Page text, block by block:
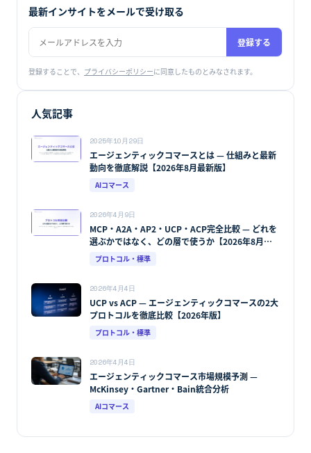
最新インサイトをメールで受け取る
登録する
登録することで、 プライバシーポリシーに同意したものとみなされます。
人気記事
2025年10月29日
エージェンティックコマースとは — 仕組みと最新
動向を徹底解説【2026年8月最新版】
AIコマース
2026年4月9日
MCP・A2A・AP2・UCP・ACP完全比較 — どれを
選ぶかではなく、どの層で使うか【2026年8月最
新版】
プロトコル・標準
2026年4月4日
UCP vs ACP — エージェンティックコマースの2大
プロトコルを徹底比較【2026年版】
プロトコル・標準
2026年4月4日
エージェンティックコマース市場規模予測 —
McKinsey・Gartner・Bain統合分析
AIコマース